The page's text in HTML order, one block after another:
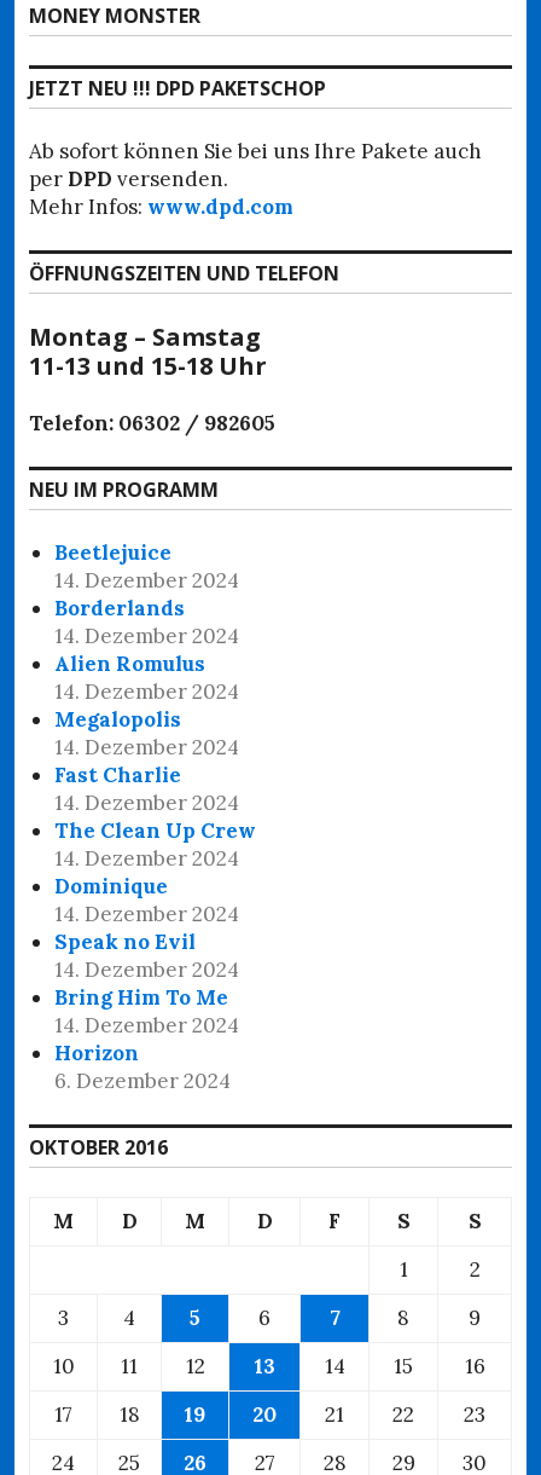
Nächster
Beitrag:
MONEY MONSTER
JETZT NEU !!! DPD PAKETSCHOP
Ab sofort können Sie bei uns Ihre Pakete auch
per DPD versenden.
Mehr Infos: www.dpd.com
ÖFFNUNGSZEITEN UND TELEFON
Montag – Samstag
11-13 und 15-18 Uhr
Telefon: 06302 / 982605
NEU IM PROGRAMM
Beetlejuice
14. Dezember 2024
Borderlands
14. Dezember 2024
Alien Romulus
14. Dezember 2024
Megalopolis
14. Dezember 2024
Fast Charlie
14. Dezember 2024
The Clean Up Crew
14. Dezember 2024
Dominique
14. Dezember 2024
Speak no Evil
14. Dezember 2024
Bring Him To Me
14. Dezember 2024
Horizon
6. Dezember 2024
OKTOBER 2016
M D M D F S
S
1
2
3
4 5 6 7 8
9
10
11 12 13 14 15
16
17
18 19 20 21 22
23
24
25 26 27 28 29 30